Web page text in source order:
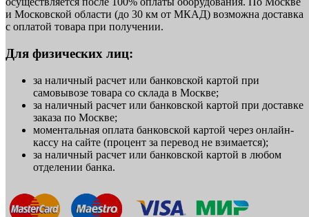
и Московской области (до 30 км от МКАД) возможна доставка
с оплатой товара при получении.
Для физических лиц:
за наличный расчет или банковской картой при
самовывозе товара со склада в Москве;
за наличный расчет или банковской картой при доставке
заказа по Москве;
моментальная оплата банковской картой через онлайн-
кассу на сайте (процент за перевод не взимается);
за наличный расчет или банковской картой в любом
отделении банка.